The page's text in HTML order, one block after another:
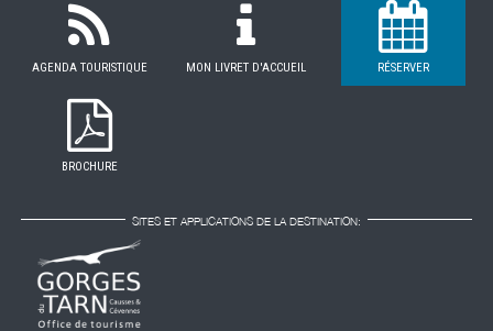
AGENDA TOURISTIQUE MON LIVRET D'ACCUEIL RÉSERVER
BROCHURE
SITES ET APPLICATIONS DE LA DESTINATION: